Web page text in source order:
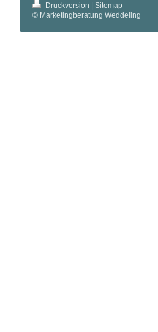
Druckversion | Sitemap
© Marketingberatung Weddeling